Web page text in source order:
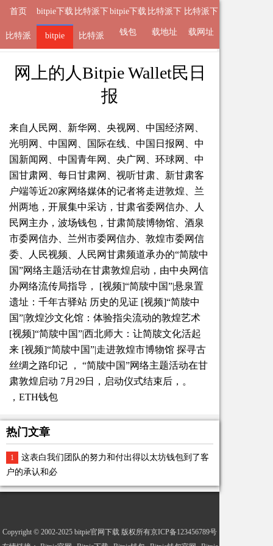
首页 bitpie下载
地址
比特派下
载钱包
bitpie下载
钱包
比特派下
载地址
比特派下
载网址
比特派 bitpie 比特派
来自 bitpie2025-05-07 22:54 的文章
网上的人Bitpie Wallet民日
报
来自人民网、新华网、央视网、中国经济网、
光明网、中国网、国际在线、中国日报网、中
国新闻网、中国青年网、央广网、环球网、中
国甘肃网、每日甘肃网、视听甘肃、新甘肃客
户端等近20家网络媒体的记者将走进敦煌、兰
州两地，开展集中采访，甘肃省委网信办、人
民网主办，波场钱包，甘肃简牍博物馆、酒泉
市委网信办、兰州市委网信办、敦煌市委网信
委、人民视频、人民网甘肃频道承办的“简牍中
国”网络主题活动在甘肃敦煌启动，由中央网信
办网络流传局指导， [视频]“简牍中国”|悬泉置
遗址：千年古驿站 历史的见证 [视频]“简牍中
国”|敦煌沙文化馆：体验指尖流动的敦煌艺术
[视频]“简牍中国”|西北师大：让简牍文化活起
来 [视频]“简牍中国”|走进敦煌市博物馆 探寻古
丝绸之路印记 ， “简牍中国”网络主题活动在甘
肃敦煌启动 7月29日，启动仪式结束后，。
，ETH钱包
热门文章
1
这表白我们团队的努力和付出得以太坊钱包到了客
户的承认和必
Copyright © 2002-2025 bitpie官网下载 版权所有京ICP备123456789号